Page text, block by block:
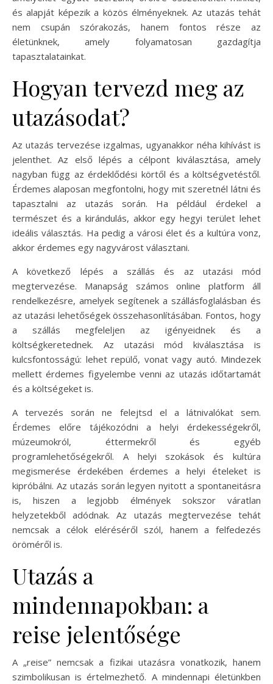
és alapját képezik a közös élményeknek. Az utazás tehát
nem csupán szórakozás, hanem fontos része az
életünknek, amely folyamatosan gazdagítja
tapasztalatainkat.
Hogyan tervezd meg az
utazásodat?
Az utazás tervezése izgalmas, ugyanakkor néha kihívást is
jelenthet. Az első lépés a célpont kiválasztása, amely
nagyban függ az érdeklődési körtől és a költségvetéstől.
Érdemes alaposan megfontolni, hogy mit szeretnél látni és
tapasztalni az utazás során. Ha például érdekel a
természet és a kirándulás, akkor egy hegyi terület lehet
ideális választás. Ha pedig a városi élet és a kultúra vonz,
akkor érdemes egy nagyvárost választani.
A következő lépés a szállás és az utazási mód
megtervezése. Manapság számos online platform áll
rendelkezésre, amelyek segítenek a szállásfoglalásban és
az utazási lehetőségek összehasonlításában. Fontos, hogy
a szállás megfeleljen az igényeidnek és a
költségkeretednek. Az utazási mód kiválasztása is
kulcsfontosságú: lehet repülő, vonat vagy autó. Mindezek
mellett érdemes figyelembe venni az utazás időtartamát
és a költségeket is.
A tervezés során ne felejtsd el a látnivalókat sem.
Érdemes előre tájékozódni a helyi érdekességekről,
múzeumokról, éttermekről és egyéb
programlehetőségekről. A helyi szokások és kultúra
megismerése érdekében érdemes a helyi ételeket is
kipróbálni. Az utazás során legyen nyitott a spontaneitásra
is, hiszen a legjobb élmények sokszor váratlan
helyzetekből adódnak. Az utazás megtervezése tehát
nemcsak a célok eléréséről szól, hanem a felfedezés
öröméről is.
Utazás a
mindennapokban: a
reise jelentősége
A „reise” nemcsak a fizikai utazásra vonatkozik, hanem
szimbolikusan is értelmezhető. A mindennapi életünkben